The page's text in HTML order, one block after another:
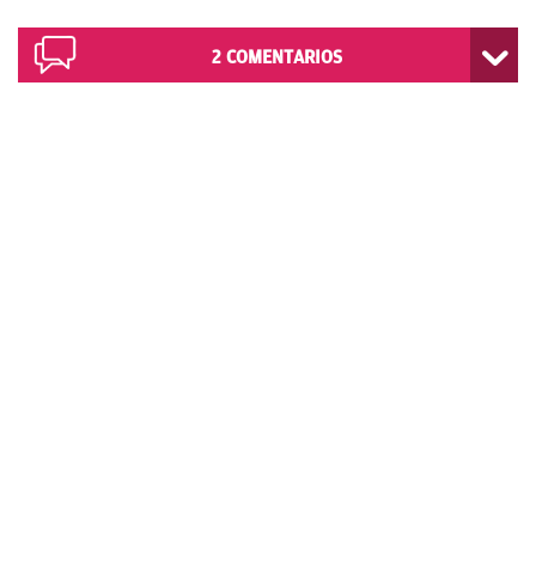
2 COMENTARIOS